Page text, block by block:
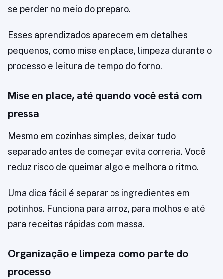
se perder no meio do preparo.
Esses aprendizados aparecem em detalhes
pequenos, como mise en place, limpeza durante o
processo e leitura de tempo do forno.
Mise en place, até quando você está com
pressa
Mesmo em cozinhas simples, deixar tudo
separado antes de começar evita correria. Você
reduz risco de queimar algo e melhora o ritmo.
Uma dica fácil é separar os ingredientes em
potinhos. Funciona para arroz, para molhos e até
para receitas rápidas com massa.
Organização e limpeza como parte do
processo